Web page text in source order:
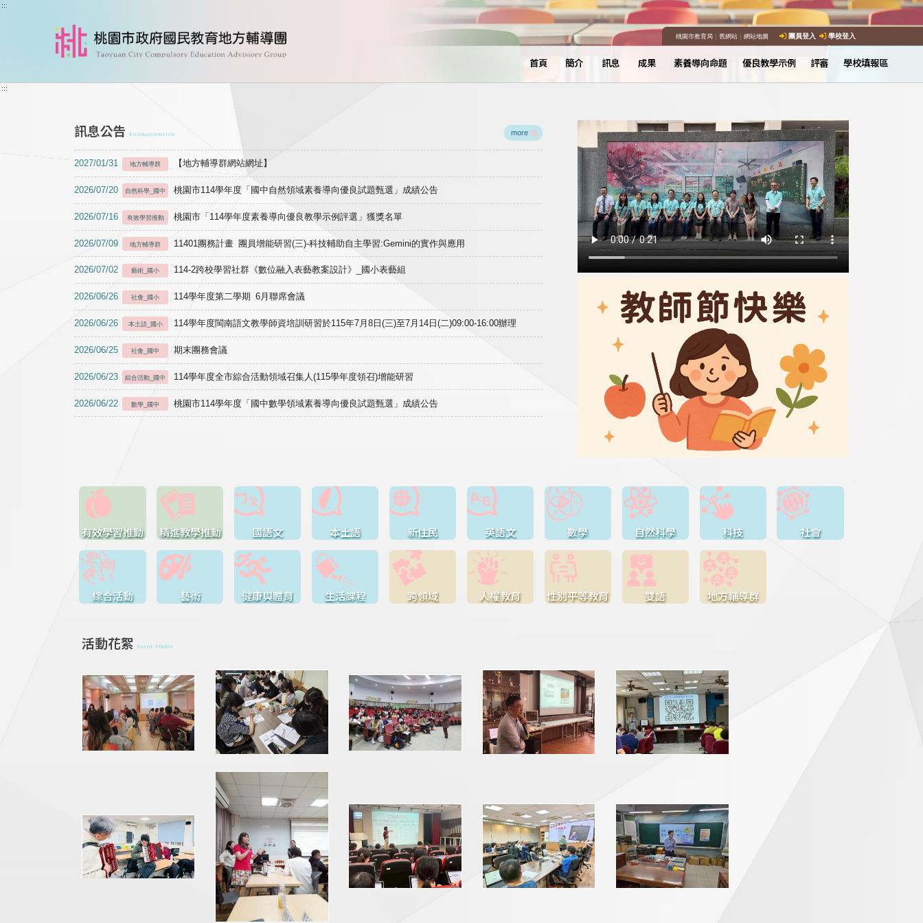
跳到主要內容
:::
桃園市教育局｜ 舊網站｜ 網站地圖 團員登入 學校登入
首頁 簡介 訊息 成果 素養導向命題 優良教學示例 評審 學校填報區
:::
訊息公告 Announcements more
2027/01/31 地方輔導群 【地方輔導群網站網址】
2026/07/20 自然科學_國中 桃園市114學年度「國中自然領域素養導向優良試題甄選」成績公告
2026/07/16 有效學習推動 桃園市「114學年度素養導向優良教學示例評選」獲獎名單
2026/07/09 地方輔導群 11401團務計畫 團員增能研習(三)-科技輔助自主學習:Gemini的實作與應用
2026/07/02 藝術_國小 114-2跨校學習社群《數位融入表藝教案設計》_國小表藝組
2026/06/26 社會_國小 114學年度第二學期 6月聯席會議
2026/06/26 本土語_國小 114學年度閩南語文教學師資培訓研習於115年7月8日(三)至7月14日(二)09:00-16:00辦理
2026/06/25 社會_國中 期末團務會議
2026/06/23 綜合活動_國中 114學年度全市綜合活動領域召集人(115學年度領召)增能研習
2026/06/22 數學_國中 桃園市114學年度「國中數學領域素養導向優良試題甄選」成績公告
有效學習推動 精進教學推動 國語文 本土語 新住民 英語文 數學 自然科學 科技 社會
綜合活動 藝術 健康與體育 生活課程 跨領域 人權教育 性別平等教育 雙語 地方輔導群
活動花絮 Event Photos